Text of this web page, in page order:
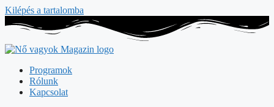
Kilépés a tartalomba
Programok
Rólunk
Kapcsolat